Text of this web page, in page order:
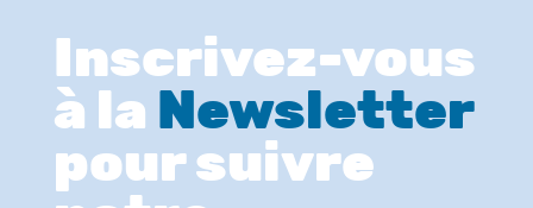
Inscrivez-vous
à la Newsletter
pour suivre